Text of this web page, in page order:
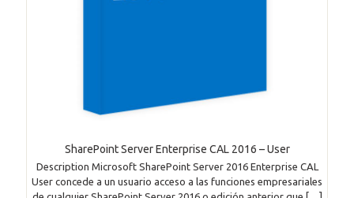
SharePoint Server Enterprise CAL 2016 – User
Description Microsoft SharePoint Server 2016 Enterprise CAL
User concede a un usuario acceso a las funciones empresariales